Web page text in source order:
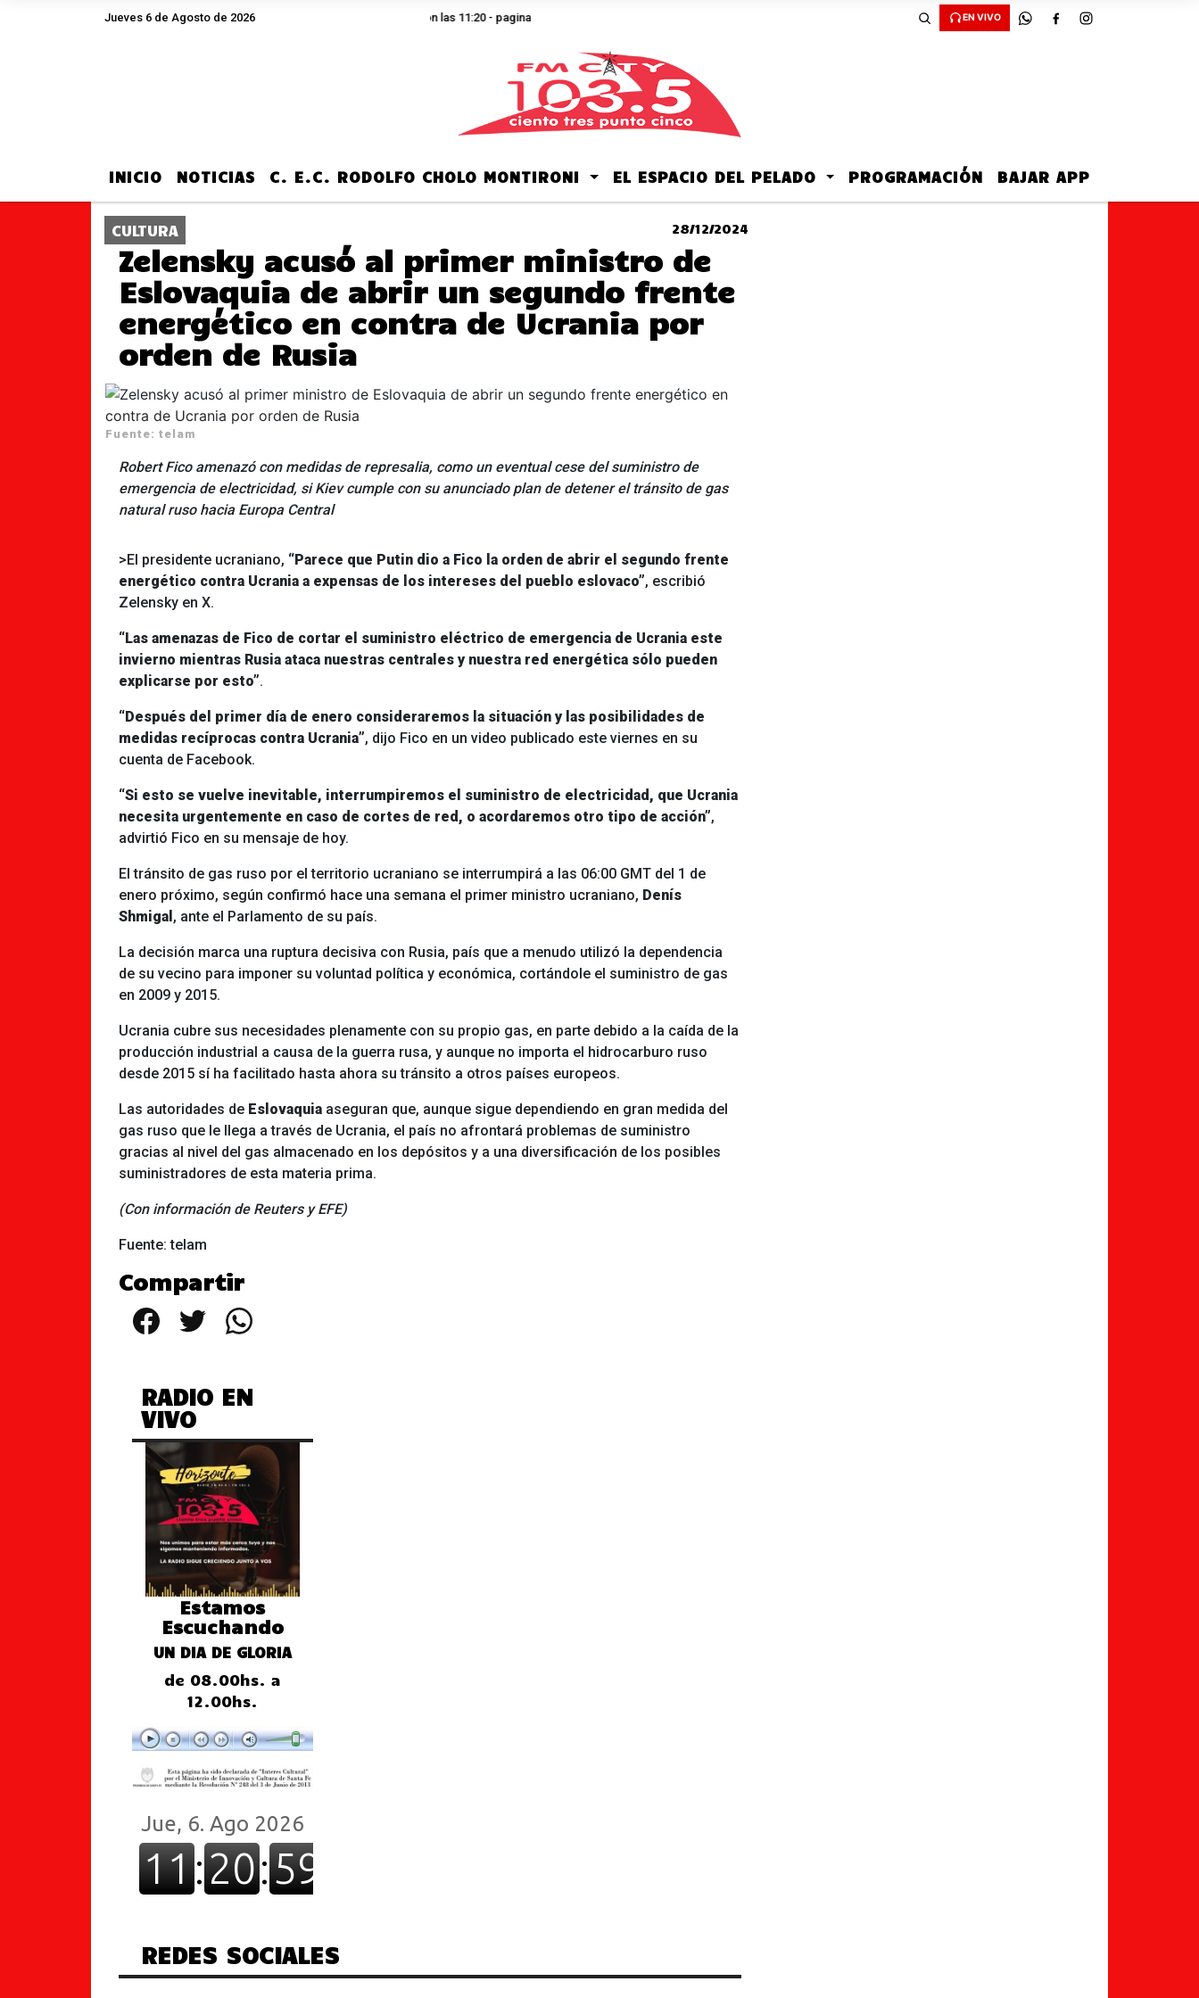
Jueves 6 de Agosto de 2026Hoy es Jueves 6 de Agosto de 2026 y son las 11:20 - pagina EN VIVO
INICIO NOTICIAS C. E.C. RODOLFO CHOLO MONTIRONI EL ESPACIO DEL PELADO PROGRAMACIÓN BAJAR APP
CULTURA 28/12/2024
Zelensky acusó al primer ministro de
Eslovaquia de abrir un segundo frente
energético en contra de Ucrania por
orden de Rusia
Fuente: telam
Robert Fico amenazó con medidas de represalia, como un eventual cese del suministro de
emergencia de electricidad, si Kiev cumple con su anunciado plan de detener el tránsito de gas
natural ruso hacia Europa Central
>El presidente ucraniano, “Parece que Putin dio a Fico la orden de abrir el segundo frente
energético contra Ucrania a expensas de los intereses del pueblo eslovaco”, escribió
Zelensky en X.
“Las amenazas de Fico de cortar el suministro eléctrico de emergencia de Ucrania este
invierno mientras Rusia ataca nuestras centrales y nuestra red energética sólo pueden
explicarse por esto”.
“Después del primer día de enero consideraremos la situación y las posibilidades de
medidas recíprocas contra Ucrania”, dijo Fico en un video publicado este viernes en su
cuenta de Facebook.
“Si esto se vuelve inevitable, interrumpiremos el suministro de electricidad, que Ucrania
necesita urgentemente en caso de cortes de red, o acordaremos otro tipo de acción”,
advirtió Fico en su mensaje de hoy.
El tránsito de gas ruso por el territorio ucraniano se interrumpirá a las 06:00 GMT del 1 de
enero próximo, según confirmó hace una semana el primer ministro ucraniano, Denís
Shmigal , ante el Parlamento de su país.
La decisión marca una ruptura decisiva con Rusia, país que a menudo utilizó la dependencia
de su vecino para imponer su voluntad política y económica, cortándole el suministro de gas
en 2009 y 2015.
Ucrania cubre sus necesidades plenamente con su propio gas, en parte debido a la caída de la
producción industrial a causa de la guerra rusa, y aunque no importa el hidrocarburo ruso
desde 2015 sí ha facilitado hasta ahora su tránsito a otros países europeos.
Las autoridades de Eslovaquia aseguran que, aunque sigue dependiendo en gran medida del
gas ruso que le llega a través de Ucrania, el país no afrontará problemas de suministro
gracias al nivel del gas almacenado en los depósitos y a una diversificación de los posibles
suministradores de esta materia prima.
(Con información de Reuters y EFE)
Fuente: telam
Compartir
FacebookTwitterWhatsApp
RADIO EN
VIVO
Estamos
Escuchando
UN DIA DE GLORIA
de 08.00hs. a
12.00hs.
REDES SOCIALES